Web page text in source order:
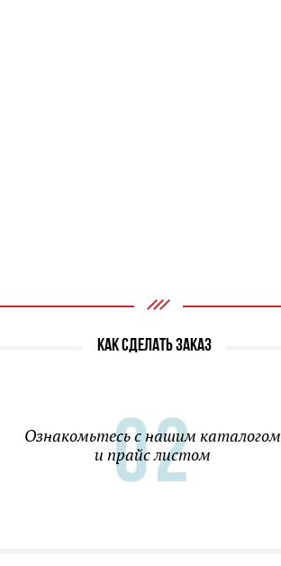
КАК СДЕЛАТЬ ЗАКАЗ
Ознакомьтесь с нашим каталогом
и прайс листом